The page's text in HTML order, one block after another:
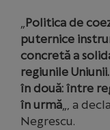
„Politica de
puternice
concretă a
regiunile
în două: între
în urmă„, a
Negrescu.